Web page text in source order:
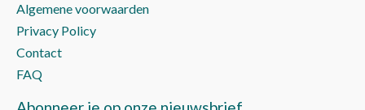
Algemene voorwaarden
Privacy Policy
Contact
FAQ